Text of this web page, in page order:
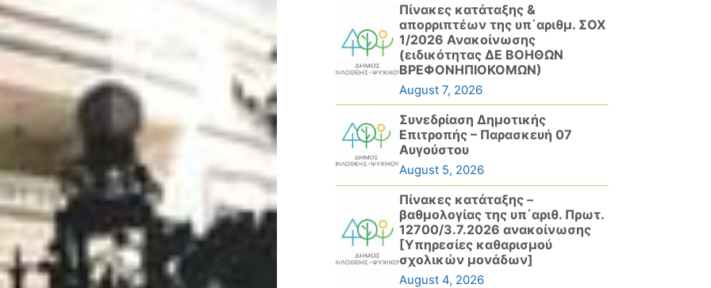
Πίνακες κατάταξης &
απορριπτέων της υπ΄αριθμ. ΣΟΧ
1/2026 Ανακοίνωσης
(ειδικότητας ΔΕ ΒΟΗΘΩΝ
ΒΡΕΦΟΝΗΠΙΟΚΟΜΩΝ)
August 7, 2026
Συνεδρίαση Δημοτικής
Επιτροπής – Παρασκευή 07
Αυγούστου
August 5, 2026
Πίνακες κατάταξης –
βαθμολογίας της υπ΄αριθ. Πρωτ.
12700/3.7.2026 ανακοίνωσης
[Υπηρεσίες καθαρισμού
σχολικών μονάδων]
August 4, 2026